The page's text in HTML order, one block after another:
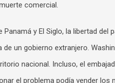
comercial.
Panamá y El Siglo, la libertad
un gobierno extranjero.
nacional. Incluso, el
el problema podía vender